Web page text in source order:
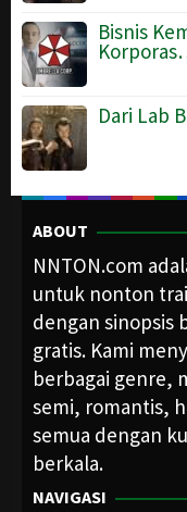
Bisnis
Dari Lab
ABOUT
NNTON.com
untuk nonton
dengan sinopsis
gratis. Kami
berbagai genre,
semi, romantis,
semua dengan
berkala.
NAVIGASI